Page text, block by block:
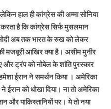
हाल ही कांग्रेस की अम्मा सोनिया
करता है कि कांग्रेस सिर्फ मुसलमान
अब तक भारत के रुख को लेकर
मजबूरी आखिर क्या है। असीम मुनीर
और ट्रंप को नोबेल के शांति पुरस्कार
ईरान ने समर्थन किया । अमेरिका
को धोखा दिया। ना तो अमेरिका
और पाकिस्तानियों पर। ये तो नया